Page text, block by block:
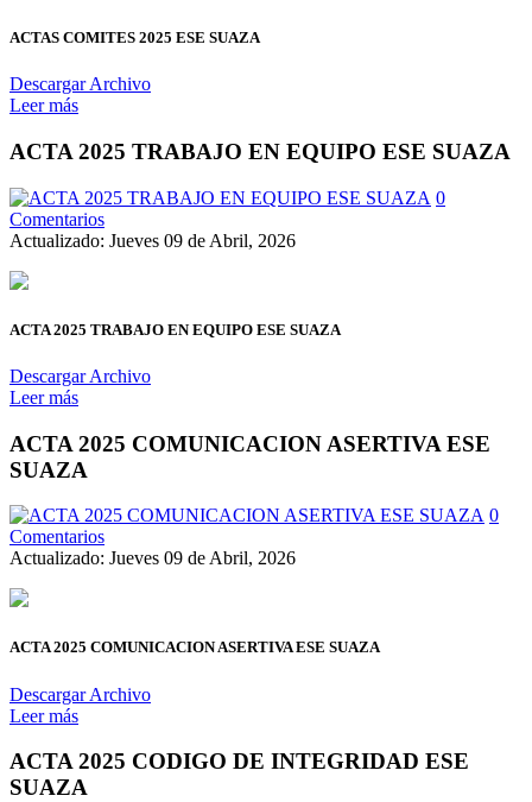
ACTAS COMITES 2025 ESE SUAZA
Descargar Archivo
Leer más
ACTA 2025 TRABAJO EN EQUIPO ESE SUAZA
0
Comentarios
Actualizado: Jueves 09 de Abril, 2026
ACTA 2025 TRABAJO EN EQUIPO ESE SUAZA
Descargar Archivo
Leer más
ACTA 2025 COMUNICACION ASERTIVA ESE
SUAZA
0
Comentarios
Actualizado: Jueves 09 de Abril, 2026
ACTA 2025 COMUNICACION ASERTIVA ESE SUAZA
Descargar Archivo
Leer más
ACTA 2025 CODIGO DE INTEGRIDAD ESE
SUAZA